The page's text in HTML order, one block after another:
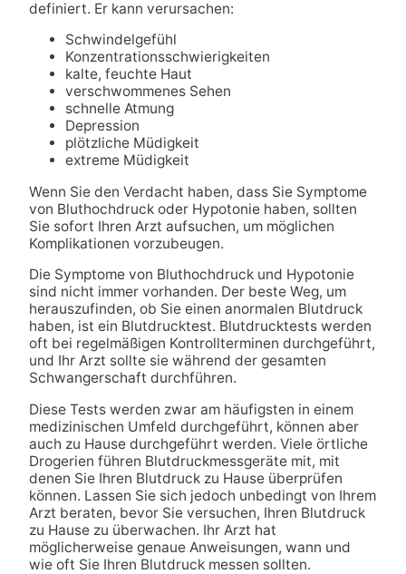
definiert. Er kann verursachen:
Schwindelgefühl
Konzentrationsschwierigkeiten
kalte, feuchte Haut
verschwommenes Sehen
schnelle Atmung
Depression
plötzliche Müdigkeit
extreme Müdigkeit
Wenn Sie den Verdacht haben, dass Sie Symptome
von Bluthochdruck oder Hypotonie haben, sollten
Sie sofort Ihren Arzt aufsuchen, um möglichen
Komplikationen vorzubeugen.
Die Symptome von Bluthochdruck und Hypotonie
sind nicht immer vorhanden. Der beste Weg, um
herauszufinden, ob Sie einen anormalen Blutdruck
haben, ist ein Blutdrucktest. Blutdrucktests werden
oft bei regelmäßigen Kontrollterminen durchgeführt,
und Ihr Arzt sollte sie während der gesamten
Schwangerschaft durchführen.
Diese Tests werden zwar am häufigsten in einem
medizinischen Umfeld durchgeführt, können aber
auch zu Hause durchgeführt werden. Viele örtliche
Drogerien führen Blutdruckmessgeräte mit, mit
denen Sie Ihren Blutdruck zu Hause überprüfen
können. Lassen Sie sich jedoch unbedingt von Ihrem
Arzt beraten, bevor Sie versuchen, Ihren Blutdruck
zu Hause zu überwachen. Ihr Arzt hat
möglicherweise genaue Anweisungen, wann und
wie oft Sie Ihren Blutdruck messen sollten.